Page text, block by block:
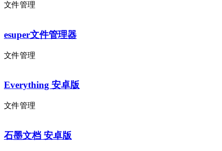
文件管理
esuper文件管理器
文件管理
Everything 安卓版
文件管理
石墨文档 安卓版